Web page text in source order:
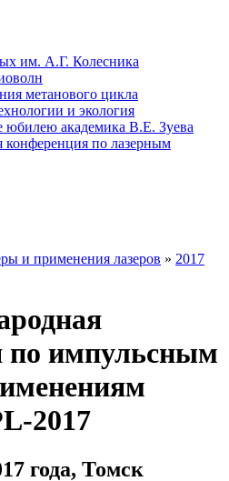
им. А.Г. Колесника
метанового цикла
и экология
юбилею академика В.Е. Зуева
по лазерным
и применения лазеров » 2017
по импульсным
2017
года, Томск